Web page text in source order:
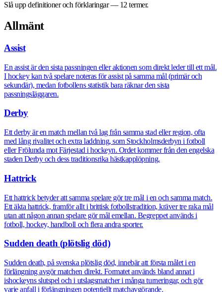
Slå upp definitioner och förklaringar — 12 termer.
Allmänt
Assist
En assist är den sista passningen eller aktionen som direkt leder till ett mål.
I hockey kan två spelare noteras för assist på samma mål (primär och
sekundär), medan fotbollens statistik bara räknar den sista
passningsläggaren.
Derby
Ett derby är en match mellan två lag från samma stad eller region, ofta
med lång rivalitet och extra laddning, som Stockholmsderbyn i fotboll
eller Frölunda mot Färjestad i hockeyn. Ordet kommer från den engelska
staden Derby och dess traditionsrika hästkapplöpning.
Hattrick
Ett hattrick betyder att samma spelare gör tre mål i en och samma match.
Ett äkta hattrick, framför allt i brittisk fotbollstradition, kräver tre raka mål
utan att någon annan spelare gör mål emellan. Begreppet används i
fotboll, hockey, handboll och flera andra sporter.
Sudden death (plötslig död)
Sudden death, på svenska plötslig död, innebär att första målet i en
förlängning avgör matchen direkt. Formatet används bland annat i
ishockeyns slutspel och i utslagsmatcher i många turneringar, och gör
varje anfall i förlängningen potentiellt matchavgörande.